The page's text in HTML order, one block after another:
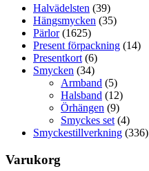
Halvädelsten (39)
Hängsmycken (35)
Pärlor (1625)
Present förpackning (14)
Presentkort (6)
Smycken (34)
Armband (5)
Halsband (12)
Örhängen (9)
Smyckes set (4)
Smyckestillverkning (336)
Varukorg